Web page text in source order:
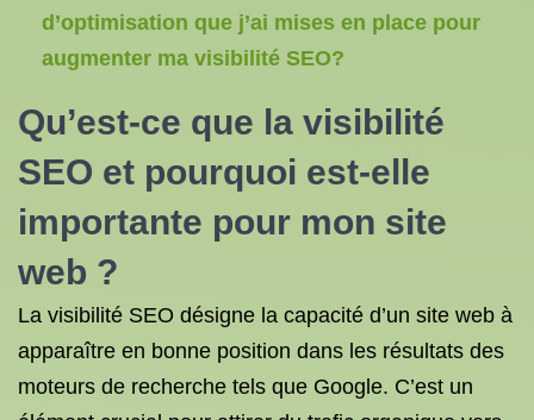
d’optimisation que j’ai mises en place pour
augmenter ma visibilité SEO?
Qu’est-ce que la visibilité
SEO et pourquoi est-elle
importante pour mon site
web ?
La visibilité SEO désigne la capacité d’un site web à
apparaître en bonne position dans les résultats des
moteurs de recherche tels que Google. C’est un